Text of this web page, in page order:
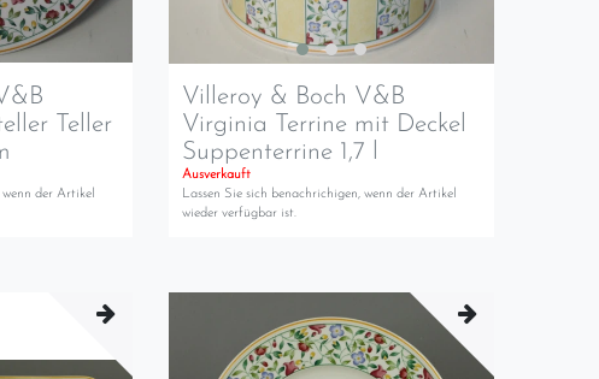
Teller
der Artikel
Villeroy & Boch V&B
Virginia Terrine mit Deckel
Suppenterrine 1,7 l
Ausverkauft
Lassen Sie sich benachrichigen, wenn der Artikel
wieder verfügbar ist.